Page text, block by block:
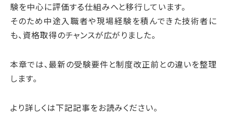
験を中心に評価する仕組みへと移行しています。
そのため中途入職者や現場経験を積んできた技術者に
も、資格取得のチャンスが広がりました。
本章では、最新の受験要件と制度改正前との違いを整理
します。
より詳しくは下記記事をお読みください。